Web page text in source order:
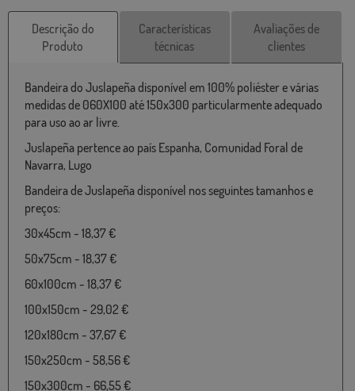
Descrição do
Produto
Características
técnicas
Avaliações de
clientes
Bandeira do Juslapeña disponível em 100% poliéster e várias
medidas de 060X100 até 150x300 particularmente adequado
para uso ao ar livre.
Juslapeña pertence ao país Espanha, Comunidad Foral de
Navarra, Lugo
Bandeira de Juslapeña disponível nos seguintes tamanhos e
preços:
30x45cm - 18,37 €
50x75cm - 18,37 €
60x100cm - 18,37 €
100x150cm - 29,02 €
120x180cm - 37,67 €
150x250cm - 58,56 €
150x300cm - 66,55 €